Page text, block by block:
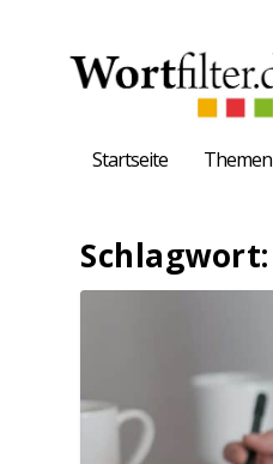
Startseite Themen
Schlagwort: